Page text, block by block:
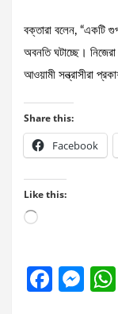
বক্তারা বলেন, “একটি
অবনতি ঘটাচ্ছে।
আওয়ামী সন্ত্রাসীরা
Share this:
Facebook
Like this:
Loading…
F
M